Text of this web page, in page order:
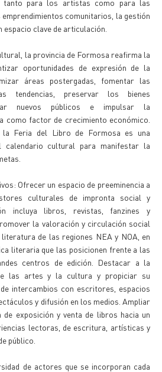
tanto para los artistas como para las
comunitarios, la gestión
espacio clave de articulación.
la provincia de Formosa reafirma la
oportunidades de expresión de la
áreas postergadas, fomentar las
tendencias, preservar los bienes
nuevos públicos e impulsar la
como factor de crecimiento económico.
la Feria del Libro de Formosa es una
calendario cultural para manifestar la
Ofrecer un espacio de preeminencia a
culturales de impronta social y
incluya libros, revistas, fanzines y
la valoración y circulación social
de las regiones NEA y NOA, en
literaria que las posicionen frente a las
centros de edición. Destacar a la
las artes y la cultura y propiciar su
intercambios con escritores, espacios
y difusión en los medios. Ampliar
exposición y venta de libros hacia un
lectoras, de escritura, artísticas y
público.
de actores que se incorporan cada